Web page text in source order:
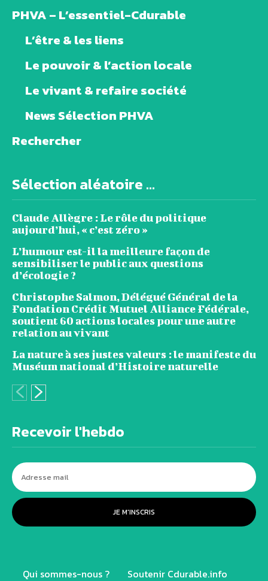
PHVA – L’essentiel-Cdurable
L’être & les liens
Le pouvoir & l’action locale
Le vivant & refaire société
News Sélection PHVA
Rechercher
Sélection aléatoire ...
Claude Allègre : Le rôle du politique
aujourd’hui, « c’est zéro »
L’humour est-il la meilleure façon de
sensibiliser le public aux questions
d’écologie ?
Christophe Salmon, Délégué Général de la
Fondation Crédit Mutuel Alliance Fédérale,
soutient 60 actions locales pour une autre
relation au vivant
La nature à ses justes valeurs : le manifeste du
Muséum national d’Histoire naturelle
Recevoir l'hebdo
JE M'INSCRIS
Qui sommes-nous ? Soutenir Cdurable.info